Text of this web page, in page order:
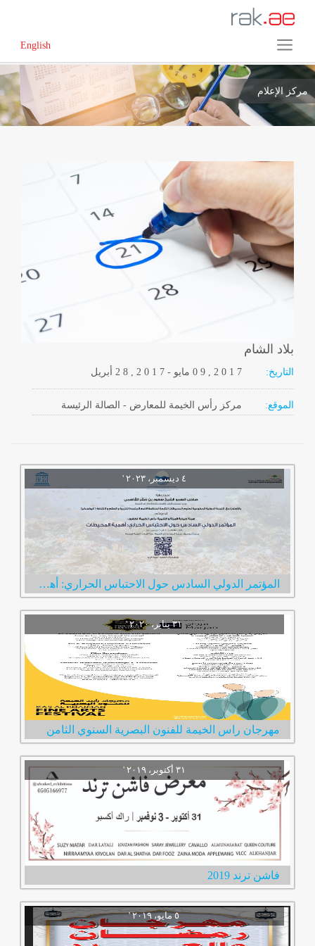
English
مركز الإعلام
بلاد الشام
التاريخ: 2 8 , 2 0 1 7- مايو 0 9 , 2 0 1 7
الموقع: مركز رأس الخيمة للمعارض - الصالة الرئيسة
المؤتمر الدولي السادس حول الاحتباس الحراري: أهمية المحيطات
‏٣١ يناير، ٢٠٢٠‏ ‏'‏
مهرجان راس الخيمة للفنون البصرية السنوي الثامن
فاشن ترند 2019
‏٥ مايو، ٢٠١٩‏ ‏'‏